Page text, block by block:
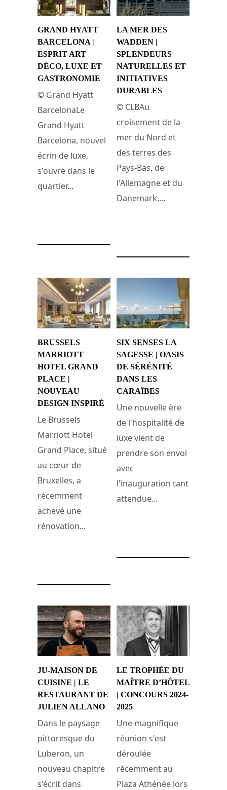
GRAND HYATT
BARCELONA |
ESPRIT ART
DÉCO, LUXE ET
GASTRONOMIE
© Grand Hyatt
BarcelonaLe
Grand Hyatt
Barcelona, nouvel
écrin de luxe,
s'ouvre dans le
quartier...
LA MER DES
WADDEN |
SPLENDEURS
NATURELLES ET
INITIATIVES
DURABLES
© CLBAu
croisement de la
mer du Nord et
des terres des
Pays-Bas, de
l'Allemagne et du
Danemark,...
BRUSSELS
MARRIOTT
HOTEL GRAND
PLACE |
NOUVEAU
DESIGN INSPIRÉ
Le Brussels
Marriott Hotel
Grand Place, situé
au cœur de
Bruxelles, a
récemment
achevé une
rénovation...
SIX SENSES LA
SAGESSE | OASIS
DE SÉRÉNITÉ
DANS LES
CARAÏBES
Une nouvelle ère
de l'hospitalité de
luxe vient de
prendre son envol
avec
l'inauguration tant
attendue...
JU-MAISON DE
CUISINE | LE
RESTAURANT DE
JULIEN ALLANO
Dans le paysage
pittoresque du
Luberon, un
nouveau chapitre
s'écrit dans
LE TROPHÉE DU
MAÎTRE D’HÔTEL
| CONCOURS 2024-
2025
Une magnifique
réunion s'est
déroulée
récemment au
Plaza Athénée lors